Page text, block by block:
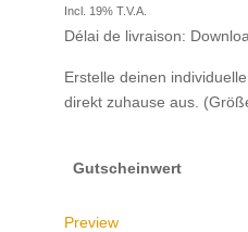
Incl. 19% T.V.A.
Délai de livraison:
Erstelle deinen
direkt zuhause aus.
Gutscheinwert
Preview